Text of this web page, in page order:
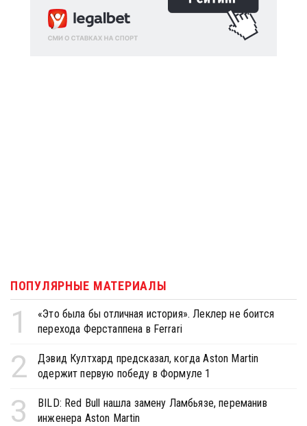
ПОПУЛЯРНЫЕ МАТЕРИАЛЫ
1
«Это была бы отличная история». Леклер не боится
перехода Ферстаппена в Ferrari
2
Дэвид Култхард предсказал, когда Aston Martin
одержит первую победу в Формуле 1
3
BILD: Red Bull нашла замену Ламбьязе, переманив
инженера Aston Martin